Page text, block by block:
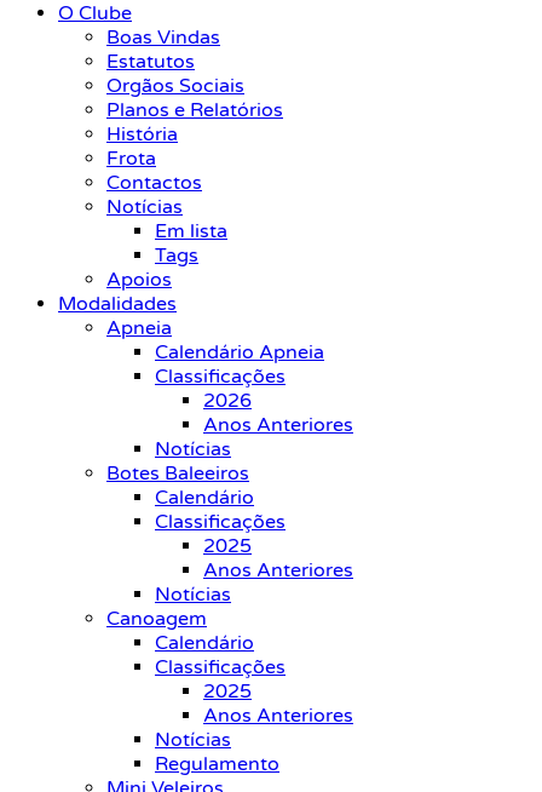
O Clube
Boas Vindas
Estatutos
Orgãos Sociais
Planos e Relatórios
História
Frota
Contactos
Notícias
Em lista
Tags
Apoios
Modalidades
Apneia
Calendário Apneia
Classificações
2026
Anos Anteriores
Notícias
Botes Baleeiros
Calendário
Classificações
2025
Anos Anteriores
Notícias
Canoagem
Calendário
Classificações
2025
Anos Anteriores
Notícias
Regulamento